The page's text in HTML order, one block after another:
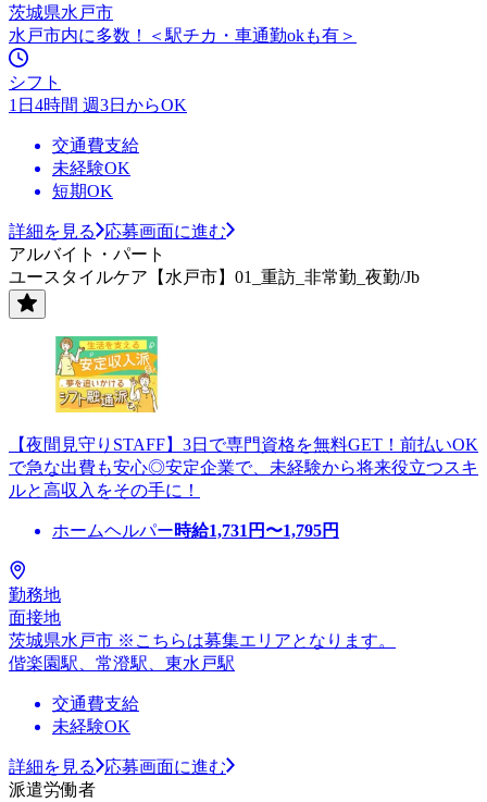
茨城県水戸市
水戸市内に多数！＜駅チカ・車通勤okも有＞
シフト
1日4時間 週3日からOK
交通費支給
未経験OK
短期OK
詳細を見る
応募画面に進む
アルバイト・パート
ユースタイルケア【水戸市】01_重訪_非常勤_夜勤/Jb
【夜間見守りSTAFF】3日で専門資格を無料GET！前払いOK
で急な出費も安心◎安定企業で、未経験から将来役立つスキ
ルと高収入をその手に！
ホームヘルパー時給1,731 円〜1,795円
勤務地
面接地
茨城県水戸市 ※こちらは募集エリアとなります。
偕楽園駅、常澄駅、東水戸駅
交通費支給
未経験OK
詳細を見る
応募画面に進む
派遣労働者